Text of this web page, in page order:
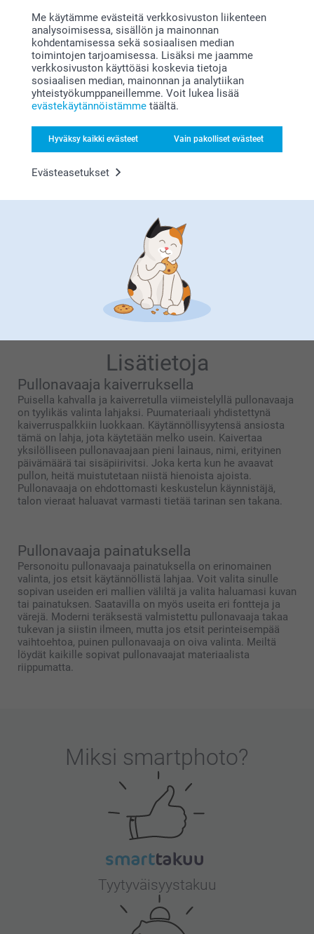
Me käytämme evästeitä verkkosivuston liikenteen
analysoimisessa, sisällön ja mainonnan
kohdentamisessa sekä sosiaalisen median
toimintojen tarjoamisessa. Lisäksi me jaamme
verkkosivuston käyttöäsi koskevia tietoja
sosiaalisen median, mainonnan ja analytiikan
yhteistyökumppaneillemme. Voit lukea lisää
evästekäytännöistämme täältä.
Hyväksy kaikki evästeet Vain pakolliset evästeet
Evästeasetukset
omalla avaajalla :)
Toivottavasti näemme pian taas smartphoto.fi -
osoitteessa.
Lämpimin kiitoksin,
Kirsi @smartphoto
Sisko Jaakkola,
20.7.2020
Ainutlaatuinen idea!
Liittyvät tuotteet
2 mallia
Huurrelasi
13,95
(3 arvostelut)
Lisätietoja
Pullonavaaja kaiverruksella
Puisella kahvalla ja kaiverretulla viimeistelyllä pullonavaaja
on tyylikäs valinta lahjaksi. Puumateriaali yhdistettynä
kaiverruspalkkiin luokkaan. Käytännöllisyytensä ansiosta
tämä on lahja, jota käytetään melko usein. Kaivertaa
yksilölliseen pullonavaajaan pieni lainaus, nimi, erityinen
päivämäärä tai sisäpiirivitsi. Joka kerta kun he avaavat
pullon, heitä muistutetaan niistä hienoista ajoista.
Pullonavaaja on ehdottomasti keskustelun käynnistäjä,
talon vieraat haluavat varmasti tietää tarinan sen takana.
Pullonavaaja painatuksella
Personoitu pullonavaaja painatuksella on erinomainen
valinta, jos etsit käytännöllistä lahjaa. Voit valita sinulle
sopivan useiden eri mallien väliltä ja valita haluamasi kuvan
tai painatuksen. Saatavilla on myös useita eri fontteja ja
värejä. Moderni teräksestä valmistettu pullonavaaja takaa
tukevan ja siistin ilmeen, mutta jos etsit perinteisempää
vaihtoehtoa, puinen pullonavaaja on oiva valinta. Meiltä
löydät kaikille sopivat pullonavaajat materiaalista
riippumatta.
Miksi smartphoto?
Tyytyväisyystakuu